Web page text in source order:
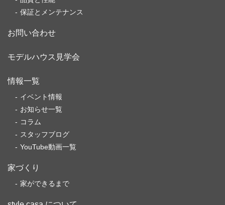
保証とメンテナンス
お問い合わせ
モデルハウス見学会
情報一覧
イベント情報
お知らせ一覧
コラム
スタッフブログ
YouTube動画一覧
家づくり
家ができるまで